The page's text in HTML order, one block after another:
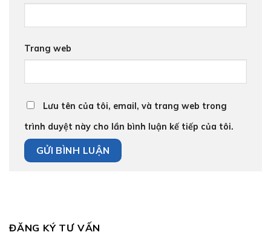
Trang web
Lưu tên của tôi, email, và trang web trong
trình duyệt này cho lần bình luận kế tiếp của tôi.
ĐĂNG KÝ TƯ VẤN